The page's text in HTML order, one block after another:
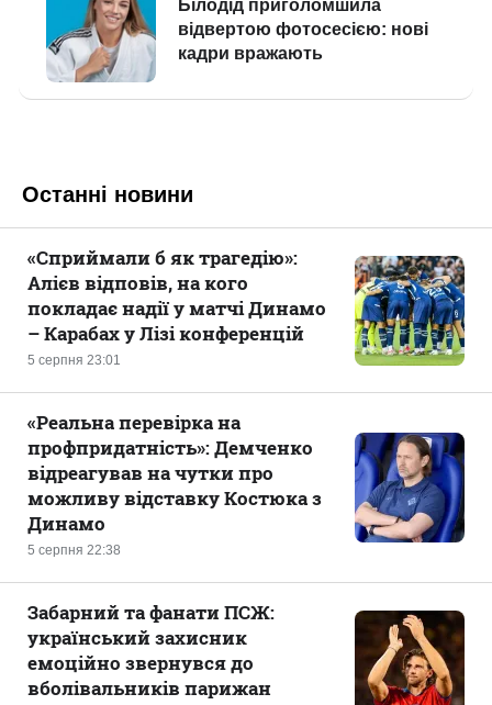
Останні новини
5 серпня 23:01
«Сприймали б як трагедію»:
Алієв відповів, на кого
покладає надії у матчі Динамо
– Карабах у Лізі конференцій
5 серпня 22:38
«Реальна перевірка на
профпридатність»: Демченко
відреагував на чутки про
можливу відставку Костюка з
Динамо
Забарний та фанати ПСЖ:
український захисник
емоційно звернувся до
вболівальників парижан